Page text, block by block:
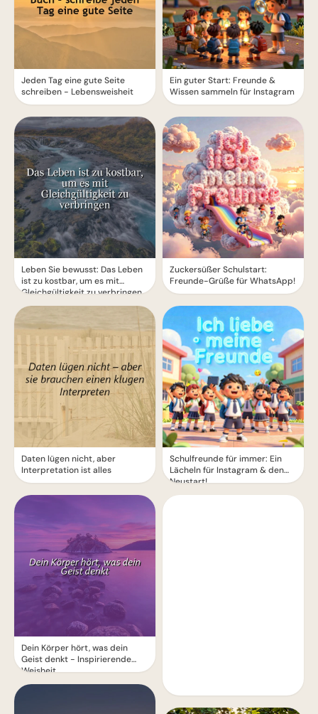
Jeden Tag eine gute Seite
schreiben - Lebensweisheit
Leben Sie bewusst: Das Leben
ist zu kostbar, um es mit
Gleichgültigkeit zu verbringen
Daten lügen nicht, aber
Interpretation ist alles
Dein Körper hört, was dein
Geist denkt - Inspirierende
Weisheit
Ein guter Start: Freunde &
Wissen sammeln für Instagram
Zuckersüßer Schulstart:
Freunde-Grüße für WhatsApp!
Schulfreunde für immer: Ein
Lächeln für Instagram & den
Neustart!